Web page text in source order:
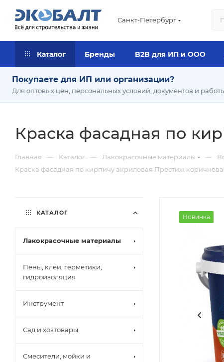
Санкт-Петербург
Каталог Бренды B2B для ИП и ООО
Покупаете для ИП или организации?
Для оптовых цен, персональных условий, документов и
Краска фасадная по
Главная — Каталог — Лакокрасочные материалы —
Краска фасадная по кирпичу акриловая Престиж
Новинка
КАТАЛОГ
Лакокрасочные материалы
Пены, клеи, герметики,
гидроизоляция
Инструмент
Сад и хозтовары
Смесители, мойки и